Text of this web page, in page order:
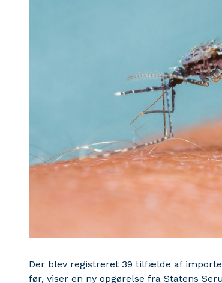
Der blev registreret 39 tilfælde af
før, viser en ny opgørelse fra Statens